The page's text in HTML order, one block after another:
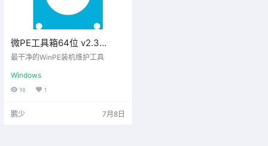
微PE工具箱64位 v2.3
2026.04.02维护增强版
最干净的WinPE装机维护工具
Windows
98 1
鹏少 7月8日